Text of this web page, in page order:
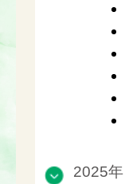
2025年